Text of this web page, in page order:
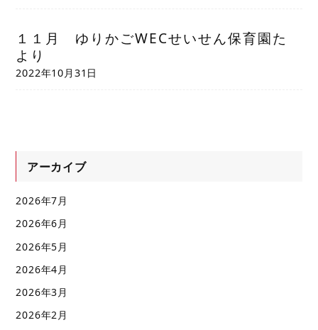
１１月 ゆりかごWECせいせん保育園た
より
2022年10月31日
アーカイブ
2026年7月
2026年6月
2026年5月
2026年4月
2026年3月
2026年2月